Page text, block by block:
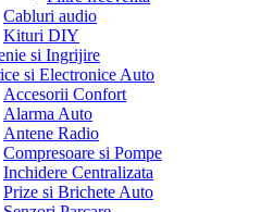
Cabluri audio
Kituri DIY
si Ingrijire
si Electronice Auto
Accesorii Confort
Alarma Auto
Antene Radio
Compresoare si Pompe
Inchidere Centralizata
Prize si Brichete Auto